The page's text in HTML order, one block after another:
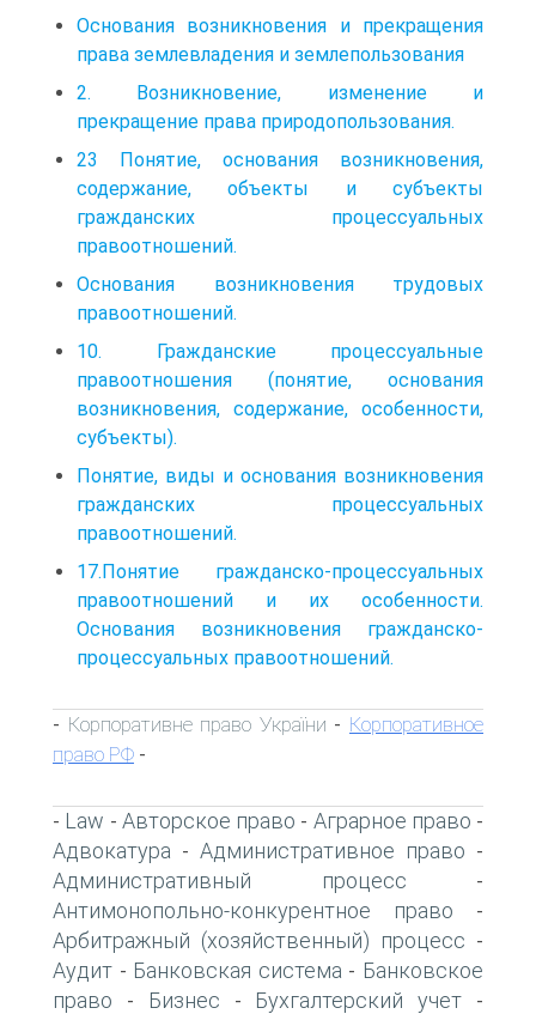
Основания возникновения и прекращения
права землевладения и землепользования
2. Возникновение, изменение и
прекращение права природопользования.
23 Понятие, основания возникновения,
содержание, объекты и субъекты
гражданских процессуальных
правоотношений.
Основания возникновения трудовых
правоотношений.
10. Гражданские процессуальные
правоотношения (понятие, основания
возникновения, содержание, особенности,
субъекты).
Понятие, виды и основания возникновения
гражданских процессуальных
правоотношений.
17.Понятие гражданско-процессуальных
правоотношений и их особенности.
Основания возникновения гражданско-
процессуальных правоотношений.
- Корпоративне право України - Корпоративное
право РФ -
- Law - Авторское право - Аграрное право -
Адвокатура - Административное право -
Административный процесс -
Антимонопольно-конкурентное право -
Арбитражный (хозяйственный) процесс -
Аудит - Банковская система - Банковское
право - Бизнес - Бухгалтерский учет -